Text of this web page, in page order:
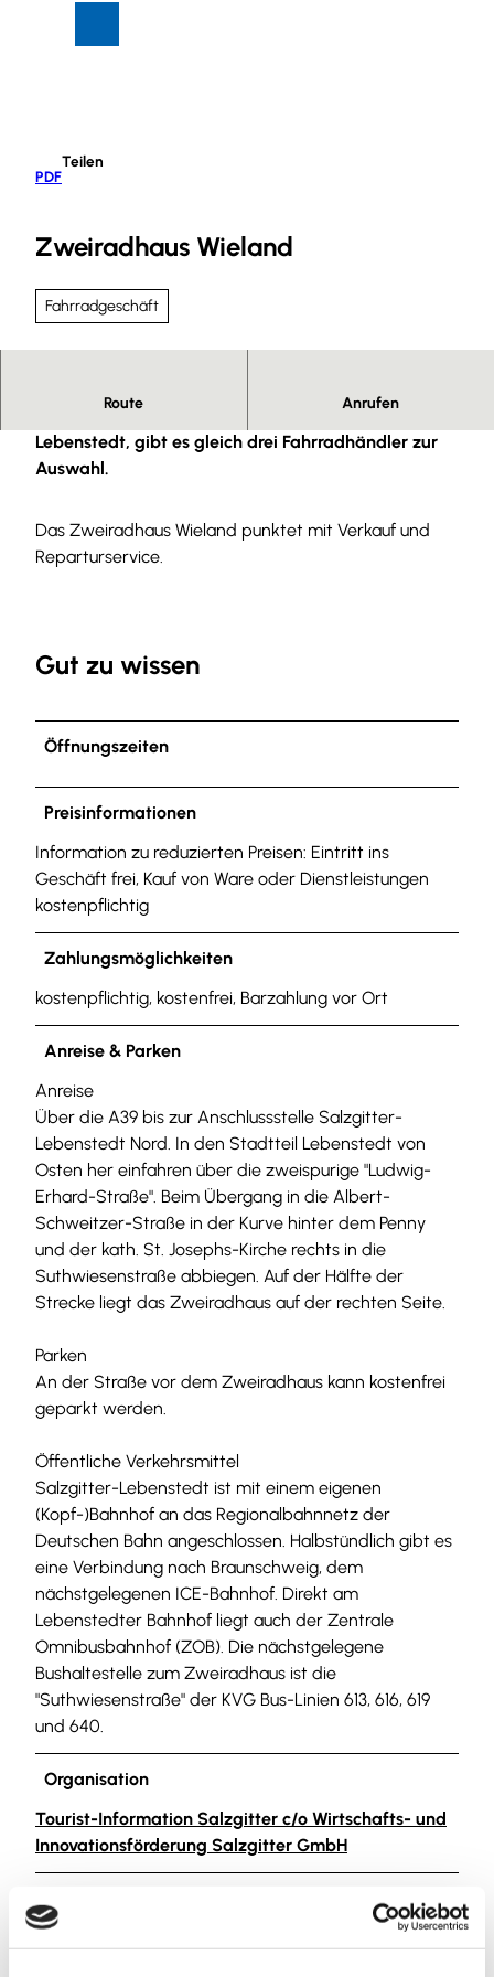
PDF
Teilen
Zweiradhaus Wieland
Fahrradgeschäft
Route Anrufen
Im größten Stadtteil von Salzgitter, nämlich
Lebenstedt, gibt es gleich drei Fahrradhändler zur
Auswahl.
Das Zweiradhaus Wieland punktet mit Verkauf und
Reparturservice.
Gut zu wissen
Öffnungszeiten
Preisinformationen
Information zu reduzierten Preisen: Eintritt ins
Geschäft frei, Kauf von Ware oder Dienstleistungen
kostenpflichtig
Zahlungsmöglichkeiten
kostenpflichtig, kostenfrei, Barzahlung vor Ort
Anreise & Parken
Anreise
Über die A39 bis zur Anschlussstelle Salzgitter-
Lebenstedt Nord. In den Stadtteil Lebenstedt von
Osten her einfahren über die zweispurige "Ludwig-
Erhard-Straße". Beim Übergang in die Albert-
Schweitzer-Straße in der Kurve hinter dem Penny
und der kath. St. Josephs-Kirche rechts in die
Suthwiesenstraße abbiegen. Auf der Hälfte der
Strecke liegt das Zweiradhaus auf der rechten Seite.
Parken
An der Straße vor dem Zweiradhaus kann kostenfrei
geparkt werden.
Öffentliche Verkehrsmittel
Salzgitter-Lebenstedt ist mit einem eigenen
(Kopf-)Bahnhof an das Regionalbahnnetz der
Deutschen Bahn angeschlossen. Halbstündlich gibt es
eine Verbindung nach Braunschweig, dem
nächstgelegenen ICE-Bahnhof. Direkt am
Lebenstedter Bahnhof liegt auch der Zentrale
Omnibusbahnhof (ZOB). Die nächstgelegene
Bushaltestelle zum Zweiradhaus ist die
"Suthwiesenstraße" der KVG Bus-Linien 613, 616, 619
und 640.
Organisation
Tourist-Information Salzgitter c/o Wirtschafts- und
Innovationsförderung Salzgitter GmbH